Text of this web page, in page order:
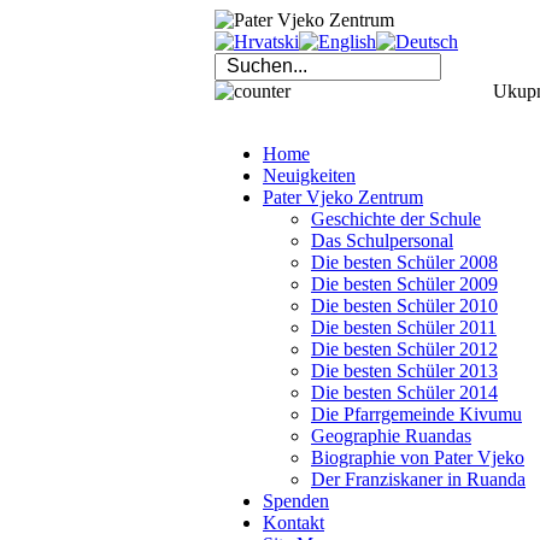
Home
Neuigkeiten
Pater Vjeko Zentrum
Geschichte der Schule
Das Schulpersonal
Die besten Schüler 2008
Die besten Schüler 2009
Die besten Schüler 2010
Die besten Schüler 2011
Die besten Schüler 2012
Die besten Schüler 2013
Die besten Schüler 2014
Die Pfarrgemeinde Kivumu
Geographie Ruandas
Biographie von Pater Vjeko
Der Franziskaner in Ruanda
Spenden
Kontakt